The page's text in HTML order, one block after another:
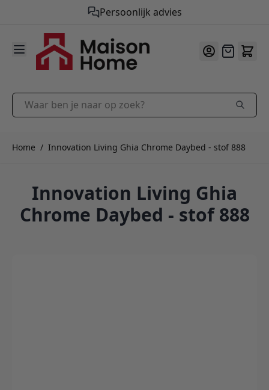
Persoonlijk advies
9.9/10
Ga naar de inhoud
Offerte
Waar ben je naar op zoek?
Home / Innovation Living Ghia Chrome Daybed - stof 888
Innovation Living Ghia
Chrome Daybed - stof 888